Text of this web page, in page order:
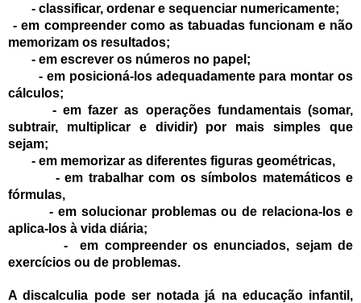
classificar, ordenar e sequenciar numericamente;
em compreender como as tabuadas funcionam e não
memorizam os resultados;
em escrever os números no papel;
em posicioná-los adequadamente para montar os
cálculos;
em fazer as operações fundamentais (somar,
subtrair, multiplicar e dividir) por mais simples que
sejam;
em memorizar as diferentes figuras geométricas,
em trabalhar com os símbolos matemáticos e
fórmulas,
em solucionar problemas ou de relaciona-los e
aplica-los à vida diária;
em compreender os enunciados, sejam de
exercícios ou de problemas.
A discalculia pode ser notada já na educação infantil,